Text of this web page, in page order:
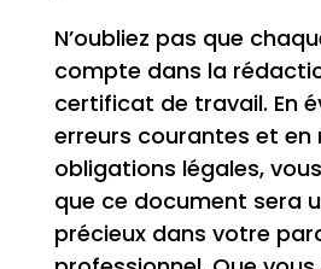
N’oubliez pas que
compte dans la
certificat de travail. En
erreurs courantes et en
obligations légales,
que ce document sera
précieux dans votre